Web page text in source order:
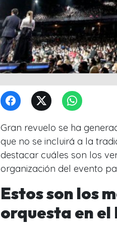
Gran revuelo se ha
que no se incluirá a la
destacar cuáles son los
organización del evento
Estos son los
orquesta en el